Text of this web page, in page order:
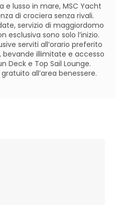
e lusso in mare, MSC Yacht
di crociera senza rivali.
servizio di maggiordomo
esclusiva sono solo l’inizio.
serviti all’orario preferito
bevande illimitate e accesso
Deck e Top Sail Lounge.
all’area benessere.